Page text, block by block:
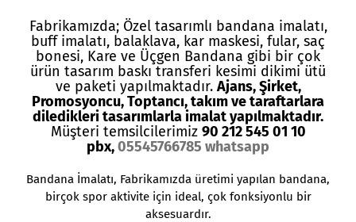
Fabrikamızda; Özel tasarımlı bandana imalatı,
buff imalatı, balaklava, kar maskesi, fular, saç
bonesi, Kare ve Üçgen Bandana gibi bir çok
ürün tasarım baskı transferi kesimi dikimi ütü
ve paketi yapılmaktadır.Ajans, Şirket,
Promosyoncu, Toptancı, takım ve taraftarlara
diledikleri tasarımlarla imalat yapılmaktadır.
Müşteri temsilcilerimiz 90 212 545 01 10
pbx,05545766785 whatsapp
Bandana İmalatı, Fabrikamızda üretimi yapılan bandana,
birçok spor aktivite için ideal, çok fonksiyonlu bir
aksesuardır.